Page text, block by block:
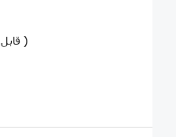
( قابل مذاکره و تبدیل هم می‌باشد )